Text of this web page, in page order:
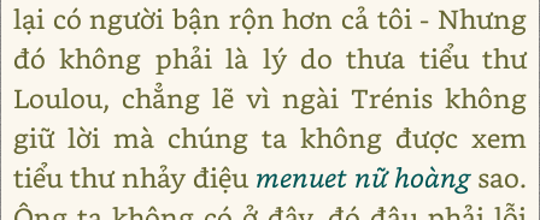
lại có người bận rộn hơn cả tôi - Nhưng
đó không phải là lý do thưa tiểu thư
Loulou, chẳng lẽ vì ngài Trénis không
giữ lời mà chúng ta không được xem
tiểu thư nhảy điệu menuet nữ hoàngsao.